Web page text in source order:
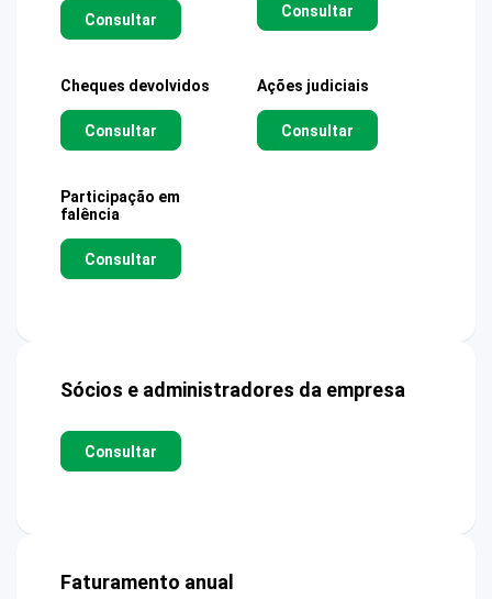
Consultar Consultar
Cheques devolvidos
Consultar
Ações judiciais
Consultar
Participação em
falência
Consultar
Sócios e administradores da empresa
Consultar
Faturamento anual